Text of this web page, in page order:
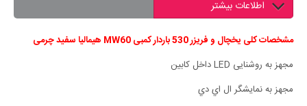
اطلاعات بیشتر
مشخصات کلی یخچال و فریزر 530 باردار کمبی MW60 هیمالیا سفید چرمی
مجهز به روشنایی LED داخل کابین
مجهز به نمايشگر ال اي دي